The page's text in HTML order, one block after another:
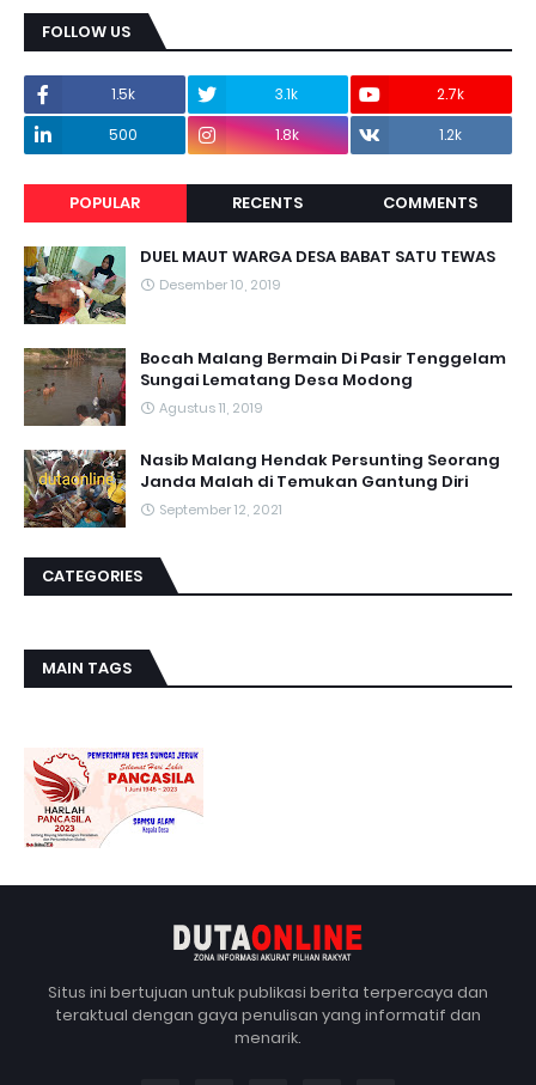
FOLLOW US
1.5k 3.1k
2.7k
500
1.8k 1.2k
POPULAR RECENTS COMMENTS
DUEL MAUT WARGA DESA BABAT SATU TEWAS
Desember 10, 2019
Bocah Malang Bermain Di Pasir Tenggelam
Sungai Lematang Desa Modong
Agustus 11, 2019
Nasib Malang Hendak Persunting Seorang
Janda Malah di Temukan Gantung Diri
September 12, 2021
CATEGORIES
MAIN TAGS
Situs ini bertujuan untuk publikasi berita terpercaya dan
teraktual dengan gaya penulisan yang informatif dan
menarik.